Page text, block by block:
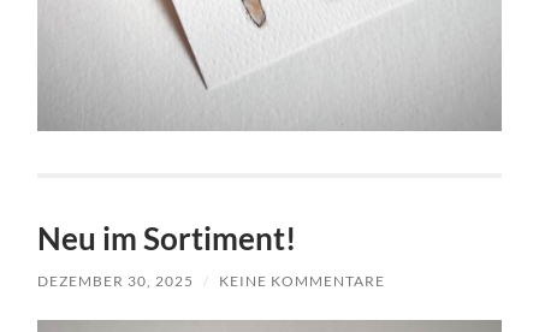
Neu im Sortiment!
DEZEMBER 30, 2025 / KEINE KOMMENTARE